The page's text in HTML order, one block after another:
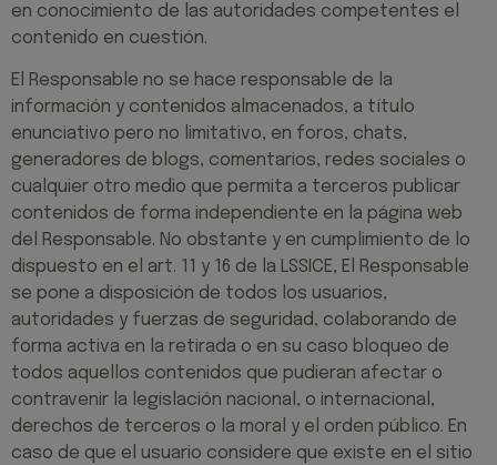
en conocimiento de las autoridades competentes el
contenido en cuestión.
El Responsable no se hace responsable de la
información y contenidos almacenados, a título
enunciativo pero no limitativo, en foros, chats,
generadores de blogs, comentarios, redes sociales o
cualquier otro medio que permita a terceros publicar
contenidos de forma independiente en la página web
del Responsable. No obstante y en cumplimiento de lo
dispuesto en el art. 11 y 16 de la LSSICE, El Responsable
se pone a disposición de todos los usuarios,
autoridades y fuerzas de seguridad, colaborando de
forma activa en la retirada o en su caso bloqueo de
todos aquellos contenidos que pudieran afectar o
contravenir la legislación nacional, o internacional,
derechos de terceros o la moral y el orden público. En
caso de que el usuario considere que existe en el sitio